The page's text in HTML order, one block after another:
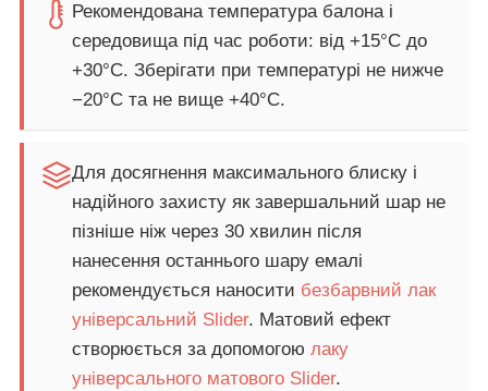
Рекомендована температура балона і
середовища під час роботи: від +15°C до
+30°C. Зберігати при температурі не нижче
−20°C та не вище +40°C.
Для досягнення максимального блиску і
надійного захисту як завершальний шар не
пізніше ніж через 30 хвилин після
нанесення останнього шару емалі
рекомендується наносити безбарвний лак
універсальний Slider. Матовий ефект
створюється за допомогою лаку
універсального матового Slider.